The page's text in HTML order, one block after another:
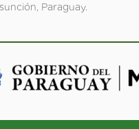
Paraguay.